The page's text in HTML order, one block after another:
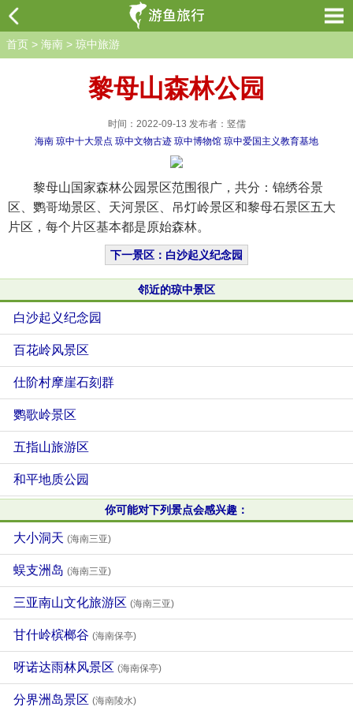
首页 > 海南 > 琼中旅游
黎母山森林公园
时间：2022-09-13 发布者：竖儒
海南 琼中十大景点 琼中文物古迹 琼中博物馆 琼中爱国主义教育基地
黎母山国家森林公园景区范围很广，共分：锦绣谷景
区、鹦哥坳景区、天河景区、吊灯岭景区和黎母石景区五大
片区，每个片区基本都是原始森林。
下一景区：白沙起义纪念园
邻近的琼中景区
白沙起义纪念园
百花岭风景区
仕阶村摩崖石刻群
鹦歌岭景区
五指山旅游区
和平地质公园
你可能对下列景点会感兴趣：
大小洞天 (海南三亚)
蜈支洲岛 (海南三亚)
三亚南山文化旅游区 (海南三亚)
甘什岭槟榔谷 (海南保亭)
呀诺达雨林风景区 (海南保亭)
分界洲岛景区 (海南陵水)